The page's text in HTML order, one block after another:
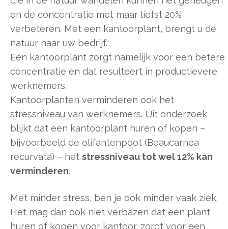
en de concentratie met maar liefst 20%
verbeteren. Met een kantoorplant, brengt u de
natuur naar uw bedrijf.
Een kantoorplant zorgt namelijk voor een betere
concentratie en dat resulteert in productievere
werknemers.
Kantoorplanten verminderen ook het
stressniveau van werknemers. Uit onderzoek
blijkt dat een kantoorplant huren of kopen –
bijvoorbeeld de olifantenpoot (Beaucarnea
recurvata) – het stressniveau tot wel 12% kan
verminderen.
Met minder stress, ben je ook minder vaak ziek.
Het mag dan ook niet verbazen dat een plant
huren of kopen voor kantoor, zorgt voor een